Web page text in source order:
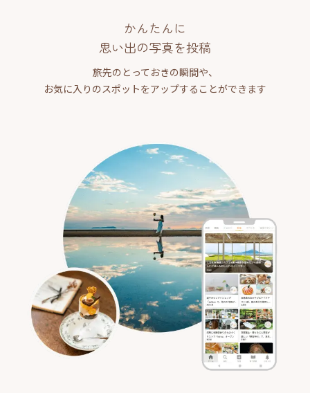
かんたんに
思い出の写真を投稿
旅先のとっておきの瞬間や、
お気に入りのスポットをアップすることができます